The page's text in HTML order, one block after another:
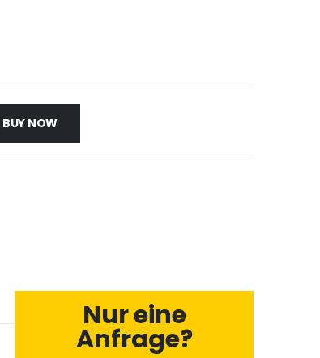
BUY NOW
Nur eine
Anfrage?